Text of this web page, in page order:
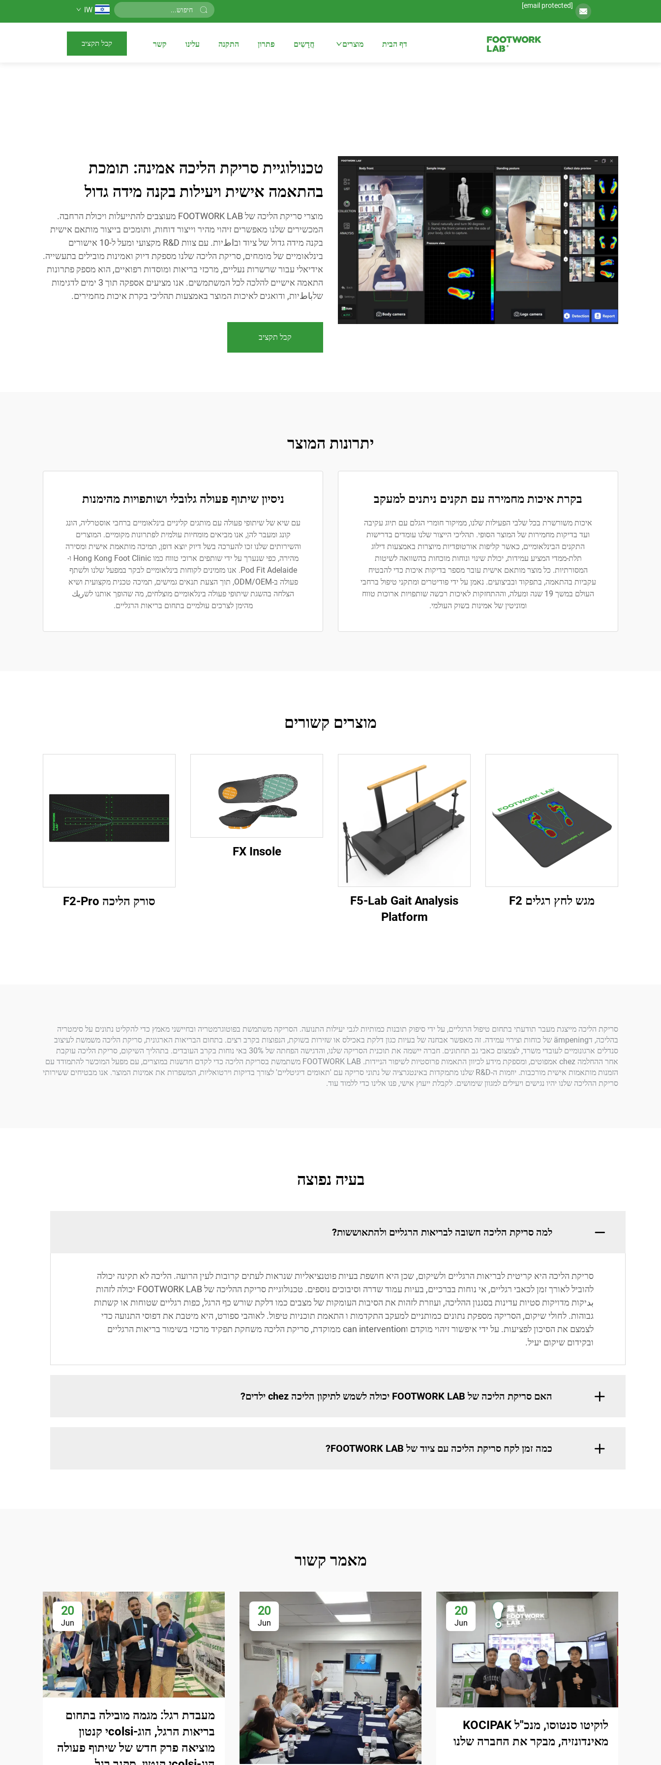
[email protected]
IW
דף הבית מוצרים חֲדָשִים פתרון התקנה עלינו קשר קבל תקציב
טכנולוגיית סריקת הליכה אמינה: תומכת
בהתאמה אישית ויעילות בקנה מידה גדול
מוצרי סריקת הליכה של FOOTWORK LAB מעוצבים להתייעלות ויכולת הרחבה.
המכשירים שלנו מאפשרים זיהוי מהיר וייצור דוחות, ותומכים בייצור מותאם אישית
בקנה מידה גדול של ציוד ובاطיות. עם צוות R&D מקצועי ומעל ל-10 אישורים
בינלאומיים של מומחים, סריקת הליכה שלנו מספקת דיוק ואמינות מובילים בתעשייה.
אידיאלי עבור שרשרות נעליים, מרכזי בריאות ומוסדות רפואיים, הוא מספק פתרונות
התאמה אישיים להלכה לכל המשתמשים. אנו מציעים אספקה תוך 3 ימים לדגימות
שלباطיות, ודואגים לאיכות המוצר באמצעות תהליכי בקרת איכות מחמירים.
קבל תקציב
יתרונות המוצר
בקרת איכות מחמירה עם תקנים ניתנים למעקב
איכות משורשרת בכל שלבי הפעילות שלנו, ממיקור חומרי הגלם עם תיוג עקיבה
ועד בדיקות מחמירות של המוצר הסופי. תהליכי הייצור שלנו עומדים בדרישות
התקנים הבינלאומיים, כאשר קליפות אורטופדיות מיוצרות באמצעות דילוג
תלת-ממדי המציע עמידות, יכולת שינוי ונוחות מוכחות בהשוואה לשיטות
המסורתיות. כל מוצר מותאם אישית עובר מספר בדיקות איכות כדי להבטיח
עקביות בהתאמה, בתפקוד ובביצועים. נאמן על ידי פודיטרים ומתקני טיפול ברחבי
העולם במשך 19 שנה ומעלה, וההתחזקות לאיכות רכשה שותפויות ארוכות טווח
ומוניטין של אמינות בשוק העולמי.
ניסיון שיתוף פעולה גלובלי ושותפויות מהימנות
עם שיא של שיתופי פעולה עם מותגים קליניים בינלאומיים ברחבי אוסטרליה, הונג
קונג ומעבר להן, אנו מביאים מומחיות עולמית לפתרונות מקומיים. המוצרים
והשירותים שלנו זכו להערכה בשל דיוק יוצא דופן, תמיכה מותאמת אישית ומסירה
מהירה, כפי שנערך על ידי שותפים ארוכי טווח כמו Hong Kong Foot Clinic ו-
Pod Fit Adelaide. אנו מזמינים לקוחות בינלאומיים לבקר במפעל שלנו ולשתף
פעולה ב-ODM/OEM, תוך הצעת תנאים גמישים, תמיכה טכנית מקצועית ושיא
הצלחה בהשגת שיתופי פעולה בינלאומיים מוצלחים, מה שהופך אותנו לשريك
מהימן לצרכים עולמיים בתחום בריאות הרגליים.
מוצרים קשורים
מגש לחץ רגלים F2
F5-Lab Gait Analysis
Platform
FX Insole
סורק הליכה F2-Pro
סריקת הליכה מייצגת מעבר תודעתי בתחום טיפול הרגליים, על ידי סיפוק תובנות כמותיות לגבי יעילות התנועה. הסריקה משתמשת בפוטוגרמטריה ובחיישני מאמץ כדי להקליט נתונים על סימטריה
בהליכה, דämpening של כוחות וצירוי עמידה. זה מאפשר אבחנה של בעיות כגון דלקת באכילס או שזירות בשוקת, הנפוצות בקרב רצים. בתחום הבריאות הארגונית, סריקת הליכה משמשת לעיצוב
סנדלים ארגונומיים לעובדי משרד, לצמצום כאבי גב תחתונים. חברה יישמה את תוכנית הסריקה שלנו, והדגישה הפחתה של 30% באי נוחות בקרב העובדים. בתהליך השיקום, סריקת הליכה עוקבת
אחר ההחלמה chez אמפוטים, ומספקת מידע לכיוון התאמות פרוסטיות לשיפור הניידות. FOOTWORK LAB משתמשת בסריקת הליכה כדי לקדם חדשנות במוצרים, עם מפעל המוכשר להתמודד עם
הזמנות מותאמות אישית מורכבות. יוזמות ה-R&D שלנו מתמקדות באינטגרציה של נתוני סריקה עם 'תאומים דיגיטליים' לצורך בדיקות וירטואליות, המשפרות את אמינות המוצר. אנו מבטיחים ששירותי
סריקת ההליכה שלנו יהיו נגישים ויעילים למגוון שימושים. לקבלת ייעוץ אישי, פנו אלינו כדי ללמוד עוד.
בעיה נפוצה
למה סריקת הליכה חשובה לבריאות הרגליים ולהתאוששות?
סריקת הליכה היא קריטית לבריאות הרגליים ולשיקום, שכן היא חושפת בעיות פוטנציאליות שנראות לעתים קרובות לעין הרועה. הליכה לא תקינה יכולה
להוביל לאורך זמן לכאבי רגליים, אי נוחות בברכיים, בעיות עמוד שדרה וסיבוכים נוספים. טכנולוגיית סריקת ההליכה של FOOTWORK LAB יכולה לזהות
بدיקות מדויקות סטיות עדינות בסגנון ההליכה, ועוזרת לזהות את הסיבות העומקות של מצבים כמו דלקת שורש כף הרגל, כפות רגליים שטוחות או קשתות
גבוהות. לחולי שיקום, הסריקה מספקת נתונים כמותניים למעקב התקדמות ו התאמת תוכניות טיפול. לאוהבי ספורט, היא מיטבת את דפוסי התנועה כדי
לצמצם את הסיכון לפציעות. על ידי איפשור זיהוי מוקדם וcan intervention ממוקדת, סריקת הליכה משחקת תפקיד מרכזי בשימור בריאות הרגליים
ובקידום שיקום יעיל.
האם סריקת הליכה של FOOTWORK LAB יכולה לשמש לתיקון הליכה chez ילדים?
כמה זמן לקח סריקת הליכה עם ציוד של FOOTWORK LAB?
מאמר קשור
20
Jun
לוקיטו סנטוסו, מנכ"ל KOCIPAK
מאינדונזיה, מבקר את החברה שלנו
20
Jun
20
Jun
מעבדת רגל: מגמה מובילה בתחום
בריאות הרגל, הוג-colsiי קנטון
מוציאה פרק חדש של שיתוף פעולה